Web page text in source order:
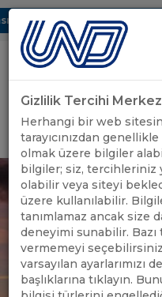
Dijital UBAK Bölümü Hakkında
Gizlilik Tercihi
Herhangi bir web
tarayıcınızdan
olmak üzere bilgiler
bilgiler; siz, tercihleriniz
olabilir veya siteyi
üzere kullanılabilir.
tanımlamaz ancak size
deneyimi sunabilir.
vermemeyi
varsayılan ayarlarımızı
başlıklarına tıklayın.